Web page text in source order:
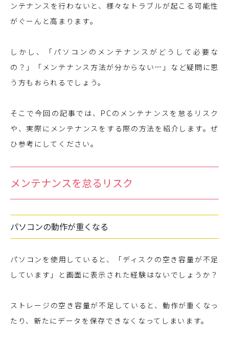
ンテナンスを行わないと、様々なトラブルが起こる可能性
がぐーんと高まります。
しかし、「パソコンのメンテナンスがどうして必要な
の？」「メンテナンス方法が分からない…」など疑問に思
う方もおられるでしょう。
そこで今回の記事では、PCのメンテナンスを怠るリスク
や、実際にメンテナンスをする際の方法を紹介します。ぜ
ひ参考にしてください。
メンテナンスを怠るリスク
パソコンの動作が重くなる
パソコンを使用していると、「ディスクの空き容量が不足
しています」と画面に表示された経験はないでしょうか？
ストレージの空き容量が不足していると、動作が重くなっ
たり、新たにデータを保存できなくなってしまいます。